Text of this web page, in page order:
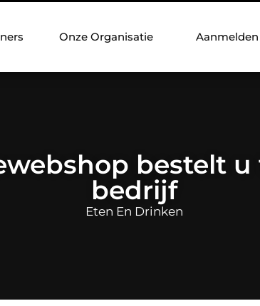
Onze Organisatie Aanmelden
bestelt
bedrijf
Eten En Drinken